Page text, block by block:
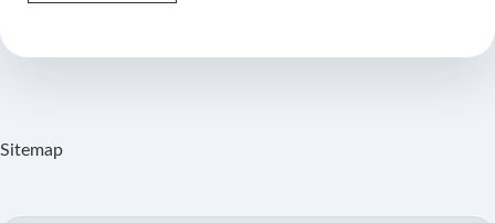
Olur
Sitemap